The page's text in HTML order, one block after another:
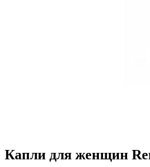
Капли для женщин